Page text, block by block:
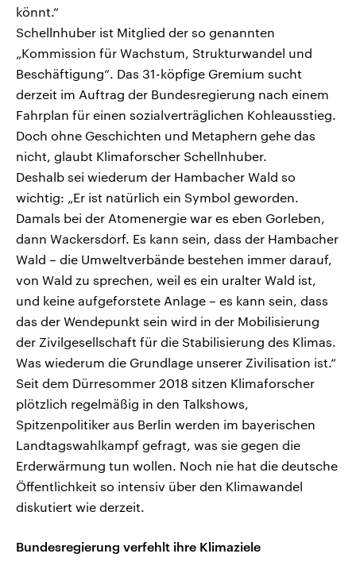
könnt.“
Schellnhuber ist Mitglied der so genannten
„Kommission für Wachstum, Strukturwandel und
Beschäftigung“. Das 31-köpfige Gremium sucht
derzeit im Auftrag der Bundesregierung nach einem
Fahrplan für einen sozialverträglichen Kohleausstieg.
Doch ohne Geschichten und Metaphern gehe das
nicht, glaubt Klimaforscher Schellnhuber.
Deshalb sei wiederum der Hambacher Wald so
wichtig: „Er ist natürlich ein Symbol geworden.
Damals bei der Atomenergie war es eben Gorleben,
dann Wackersdorf. Es kann sein, dass der Hambacher
Wald – die Umweltverbände bestehen immer darauf,
von Wald zu sprechen, weil es ein uralter Wald ist,
und keine aufgeforstete Anlage – es kann sein, dass
das der Wendepunkt sein wird in der Mobilisierung
der Zivilgesellschaft für die Stabilisierung des Klimas.
Was wiederum die Grundlage unserer Zivilisation ist.“
Seit dem Dürresommer 2018 sitzen Klimaforscher
plötzlich regelmäßig in den Talkshows,
Spitzenpolitiker aus Berlin werden im bayerischen
Landtagswahlkampf gefragt, was sie gegen die
Erderwärmung tun wollen. Noch nie hat die deutsche
Öffentlichkeit so intensiv über den Klimawandel
diskutiert wie derzeit.
Bundesregierung verfehlt ihre Klimaziele